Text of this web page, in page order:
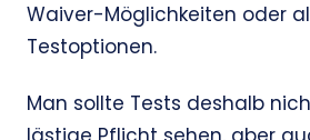
Waiver-Möglichkeiten oder
Testoptionen.
Man sollte Tests deshalb